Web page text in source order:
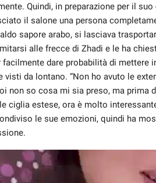
Quindi, in preparazione per il
il salone una persona
sapore arabo, si lasciava
alle frecce di Zhadi e le ha
facilmente dare probabilità di mettere
visti da lontano. “Non ho avuto le
non so cosa mi sia preso, ma prima
ciglia estese, ora è molto
le sue emozioni, quindi ha